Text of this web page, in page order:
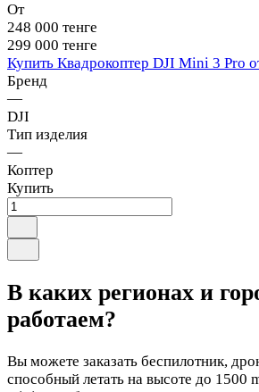
От
248 000 тенге
299 000 тенге
Купить Квадрокоптер DJI Mini 3 Pro
Бренд
—
DJI
Тип изделия
—
Коптер
Купить
В каких регионах и
работаем?
Вы можете заказать беспилотник,
способный летать на высоте до 1500